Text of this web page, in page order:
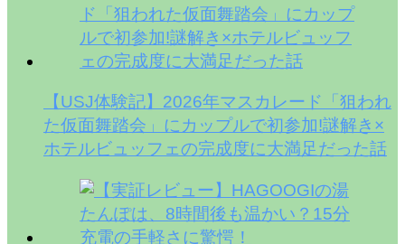
【USJ体験記】2026年マスカレード「狙われ
た仮面舞踏会」にカップルで初参加!謎解き×
ホテルビュッフェの完成度に大満足だった話